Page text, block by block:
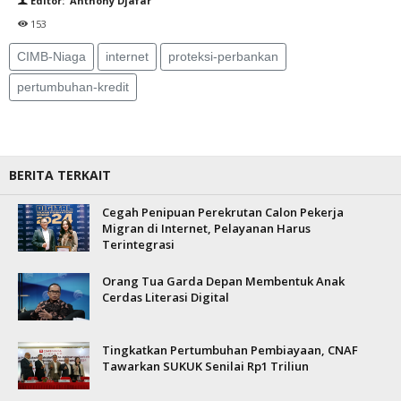
153
CIMB-Niaga internet proteksi-perbankan
pertumbuhan-kredit
BERITA TERKAIT
Cegah Penipuan Perekrutan Calon Pekerja
Migran di Internet, Pelayanan Harus
Terintegrasi
Orang Tua Garda Depan Membentuk Anak
Cerdas Literasi Digital
Tingkatkan Pertumbuhan Pembiayaan, CNAF
Tawarkan SUKUK Senilai Rp1 Triliun